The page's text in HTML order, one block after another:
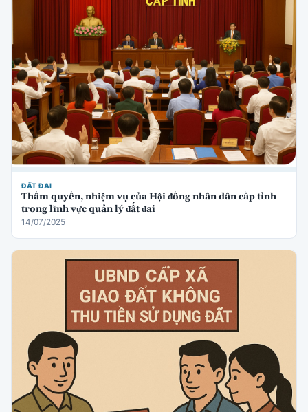
ĐẤT ĐAI
Thẩm quyền, nhiệm vụ của Hội đồng nhân dân cấp tỉnh
trong lĩnh vực quản lý đất đai
14/07/2025